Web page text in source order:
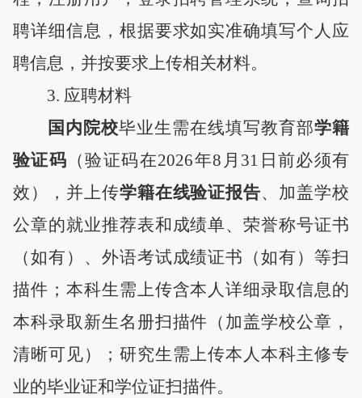
聘详细信息，根据要求如实准确填写个人应
聘信息，并按要求上传相关材料。
3. 应聘材料
国内院校毕业生需在线填写教育部学籍
验证码 （验证码在2026年8月31日前必须有
效），并上传学籍在线验证报告、加盖学校
公章的就业推荐表和成绩单、荣誉称号证书
（如有） 、外语考试成绩证书 （如有）等扫
描件；本科生需上传含本人详细录取信息的
本科录取新生名册扫描件（加盖学校公章 ，
清晰可见）；研究生需上传本人本科主修专
业的毕业证和学位证扫描件。